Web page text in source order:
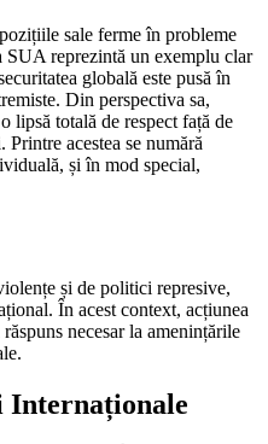
sale ferme în probleme
SUA reprezintă un exemplu clar
globală este pusă în
Din perspectiva sa,
lipsă totală de respect față de
acestea se numără
și în mod special,
și de politici represive,
În acest context, acțiunea
necesar la amenințările
Internaționale